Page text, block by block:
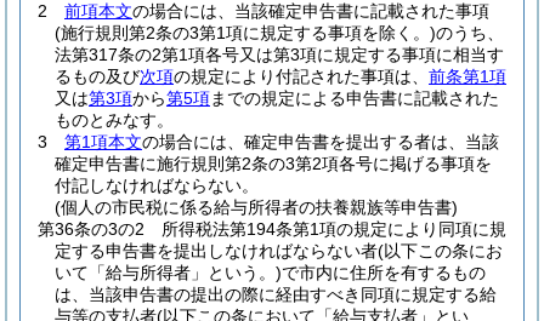
2
前項本文の場合には、当該確定申告書に記載された事項
(施行規則第2条の3第1項に規定する事項を除く。)のうち、
法第317条の2第1項各号又は第3項に規定する事項に相当す
るもの及び次項の規定により付記された事項は、 前条第1項
又は第3項から第5項までの規定による申告書に記載された
ものとみなす。
3
第1項本文の場合には、確定申告書を提出する者は、当該
確定申告書に施行規則第2条の3第2項各号に掲げる事項を
付記しなければならない。
(個人の市民税に係る給与所得者の扶養親族等申告書)
第36条の3の2
所得税法第194条第1項の規定により同項に規
定する申告書を提出しなければならない者(以下この条にお
いて「給与所得者」という。)で市内に住所を有するもの
は、当該申告書の提出の際に経由すべき同項に規定する給
与等の支払者(以下この条において「給与支払者」とい